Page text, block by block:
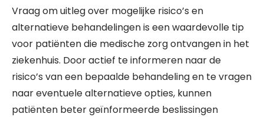
Vraag om uitleg over mogelijke risico’s en
alternatieve behandelingen is een waardevolle tip
voor patiënten die medische zorg ontvangen in het
ziekenhuis. Door actief te informeren naar de
risico’s van een bepaalde behandeling en te vragen
naar eventuele alternatieve opties, kunnen
patiënten beter geïnformeerde beslissingen